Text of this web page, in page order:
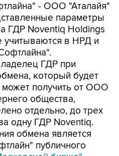
- ООО "Аталайя"
параметры
ГДР Noventiq Holdings
учитываются в НРД и
ГДР при
который будет
может получить от ООО
общества,
отдельно, до трех
одну ГДР Noventiq.
обмена является
публичного